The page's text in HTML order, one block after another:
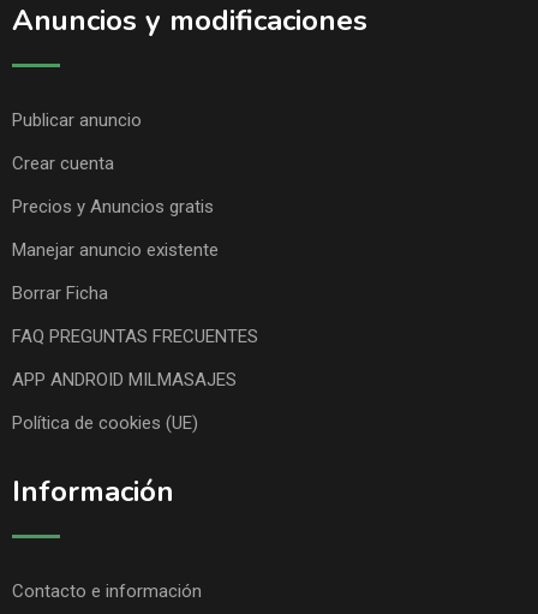
Anuncios y modificaciones
Publicar anuncio
Crear cuenta
Precios y Anuncios gratis
Manejar anuncio existente
Borrar Ficha
FAQ PREGUNTAS FRECUENTES
APP ANDROID MILMASAJES
Política de cookies (UE)
Información
Contacto e información